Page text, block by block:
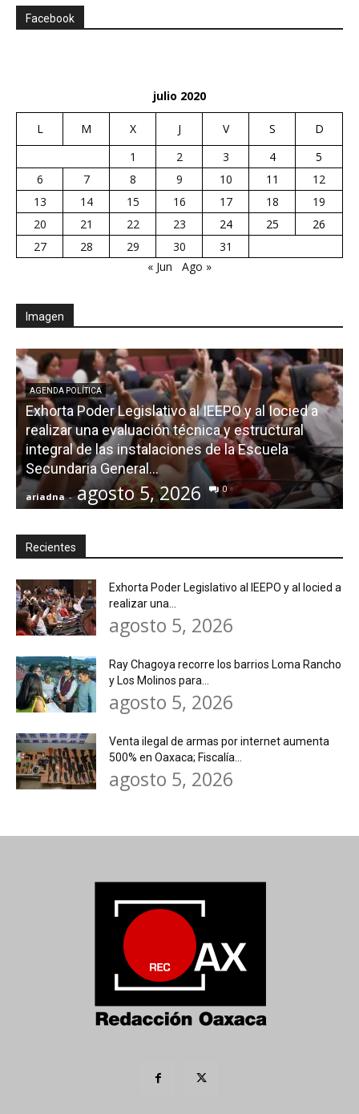
Facebook
julio 2020
L M X J V S
D
1
2 3 4
5
6
7 8 9 10 11
12
13
14 15 16 17 18
19
20
21 22 23 24 25
26
27
28 29 30
31
« Jun
Ago »
Imagen
AGENDA POLÍTICA
Exhorta Poder Legislativo al IEEPO y al Iocied a
realizar una evaluación técnica y estructural
integral de las instalaciones de la Escuela
Secundaria General...
ariadna - agosto 5, 2026 0
Recientes
Exhorta Poder Legislativo al IEEPO y al Iocied a
realizar una...
agosto 5, 2026
Ray Chagoya recorre los barrios Loma Rancho
y Los Molinos para...
agosto 5, 2026
Venta ilegal de armas por internet aumenta
500% en Oaxaca; Fiscalía...
agosto 5, 2026